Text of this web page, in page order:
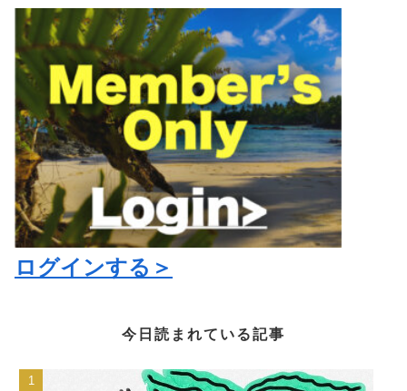
ログインする＞
今日読まれている記事